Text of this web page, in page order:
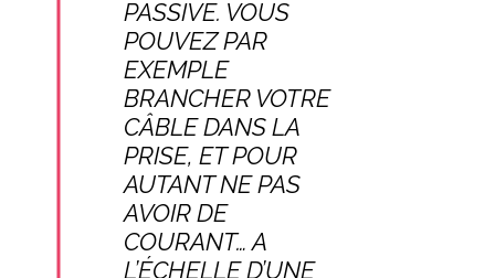
PASSIVE. VOUS
POUVEZ PAR
EXEMPLE
BRANCHER VOTRE
CÂBLE DANS LA
PRISE, ET POUR
AUTANT NE PAS
AVOIR DE
COURANT… A
L’ÉCHELLE D’UNE